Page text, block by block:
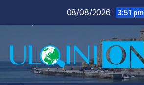
08/08/2026 3:51 pm